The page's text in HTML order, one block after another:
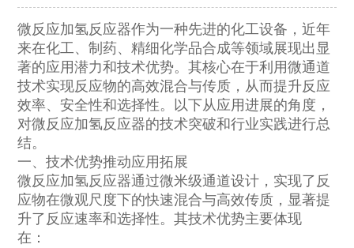
微反应加氢反应器作为一种先进的化工设备，近年
来在化工、制药、精细化学品合成等领域展现出显
著的应用潜力和技术优势。其核心在于利用微通道
技术实现反应物的高效混合与传质，从而提升反应
效率、安全性和选择性。以下从应用进展的角度，
对微反应加氢反应器的技术突破和行业实践进行总
结。
一、技术优势推动应用拓展
微反应加氢反应器通过微米级通道设计，实现了反
应物在微观尺度下的快速混合与高效传质，显著提
升了反应速率和选择性。其技术优势主要体现
在：